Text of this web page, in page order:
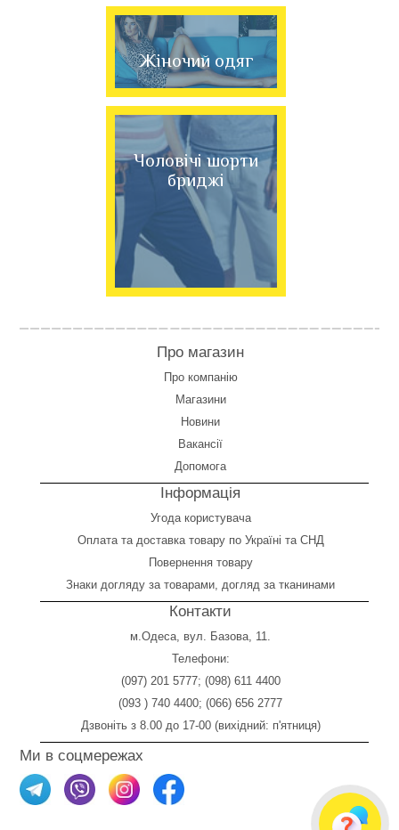
Жіночий одяг
Чоловічі шорти
бриджі
Про магазин
Про компанію
Магазини
Новини
Вакансії
Допомога
Інформація
Угода користувача
Оплата та доставка товару по Україні та СНД
Повернення товару
Знаки догляду за товарами, догляд за тканинами
Контакти
м.Одеса, вул. Базова, 11.
Телефони:
(097) 201 5777; (098) 611 4400
(093 ) 740 4400; (066) 656 2777
Дзвоніть з 8.00 до 17-00 (вихідний: п'ятниця)
Ми в соцмережах